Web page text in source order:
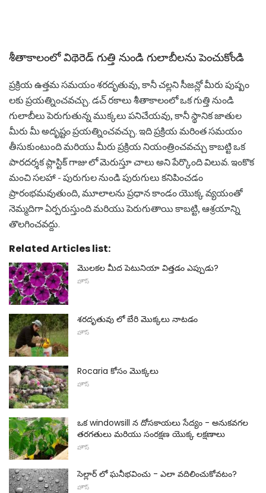
శీతాకాలంలో విథెరెడ్ గుత్తి నుండి గులాబీలను పెంచుకోండి
ప్రక్రియ ఉత్తమ సమయం శరదృతువు, కానీ చల్లని సీజన్లో మీరు పుష్పం
లకు ప్రయత్నించవచ్చు. డచ్ రకాలు శీతాకాలంలో ఒక గుత్తి నుండి
గులాబీలు పెరుగుతున్న ముక్కలు పనిచేయవు, కానీ స్థానిక జాతుల
మీరు మీ అదృష్టం ప్రయత్నించవచ్చు. ఇది ప్రక్రియ మరింత సమయం
తీసుకుంటుంది మరియు మీరు ప్రక్రియ నియంత్రించవచ్చు కాబట్టి ఒక
పారదర్శక ప్లాస్టిక్ గాజు లో మెరుస్తూ చాలు అని పేర్కొంది విలువ. ఇంకొక
మంచి సలహా - పురుగుల నుండి పురుగులు కనిపించడం
ప్రారంభమవుతుంది, మూలాలను ప్రధాన కాండం యొక్క వ్యయంతో
నెమ్మదిగా ఏర్పరుస్తుంది మరియు పెరుగుతాయి కాబట్టి, ఆశ్రయాన్ని
తొలగించవద్దు.
Related Articles list:
మొలకల మీద పెటునియా విత్తడం ఎప్పుడు?
హౌస్
శరదృతువు లో బేరి మొక్కలు నాటడం
హౌస్
Rocaria కోసం మొక్కలు
హౌస్
ఒక windowsill న దోసకాయలు సేద్యం - అనుకవగల
తరగతులు మరియు సంరక్షణ యొక్క లక్షణాలు
హౌస్
సెల్లార్ లో ఘనీభవించు - ఎలా వదిలించుకోవటం?
హౌస్